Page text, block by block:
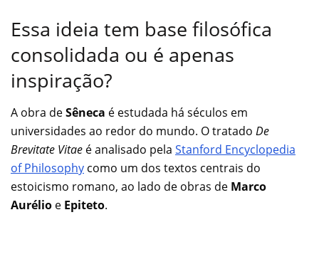
Essa ideia tem base filosófica
consolidada ou é apenas
inspiração?
A obra deSêneca é estudada há séculos em
universidades ao redor do mundo. O tratado De
Brevitate Vitae é analisado pela Stanford Encyclopedia
of Philosophy como um dos textos centrais do
estoicismo romano, ao lado de obras de Marco
Aurélio e Epiteto.